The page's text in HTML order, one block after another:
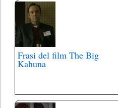
Frasi del film The Big
Kahuna